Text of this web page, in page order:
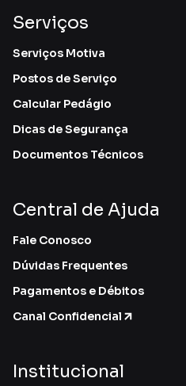
Serviços
Serviços Motiva
Postos de Serviço
Calcular Pedágio
Dicas de Segurança
Documentos Técnicos
Central de Ajuda
Fale Conosco
Dúvidas Frequentes
Pagamentos e Débitos
Canal Confidencial
Institucional